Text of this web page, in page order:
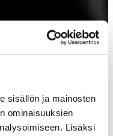
sisällön ja mainosten
ominaisuuksien
Lisäksi
avoimet